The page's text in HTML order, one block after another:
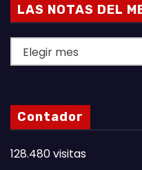
LAS NOTAS DEL
A
N
O
A
Contador
128.480 visitas